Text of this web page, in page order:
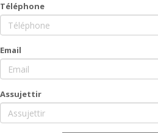
Téléphone
Email
Assujettir